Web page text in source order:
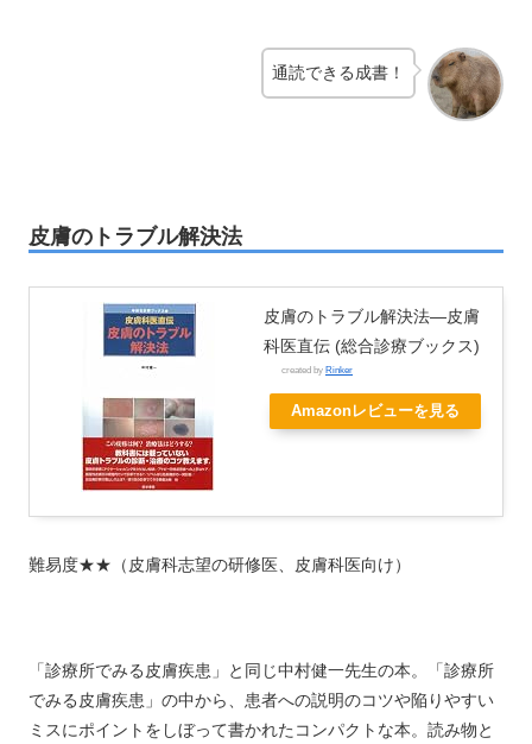
通読できる成書！
皮膚のトラブル解決法
皮膚のトラブル解決法―皮膚
科医直伝 (総合診療ブックス)
created by Rinker
Amazonレビューを見る
難易度★★（皮膚科志望の研修医、皮膚科医向け）
「診療所でみる皮膚疾患」と同じ中村健一先生の本。「診療所
でみる皮膚疾患」の中から、患者への説明のコツや陥りやすい
ミスにポイントをしぼって書かれたコンパクトな本。読み物と